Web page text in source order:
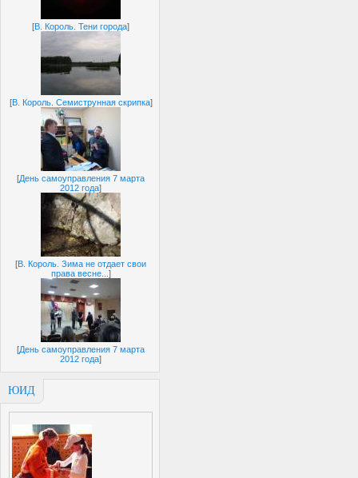
[В. Король. Тени города]
[В. Король. Семиструнная скрипка]
[День самоуправления 7 марта
2012 года]
[В. Король. Зима не отдает свои
права весне... ]
[День самоуправления 7 марта
2012 года]
ЮИД